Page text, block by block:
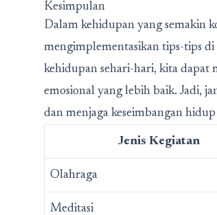
Kesimpulan
Dalam kehidupan yang semakin
mengimplementasikan tips-tips
kehidupan sehari-hari, kita dapat
emosional yang lebih baik. Jadi,
dan menjaga keseimbangan
Jenis Kegiatan
Olahraga
Meditasi